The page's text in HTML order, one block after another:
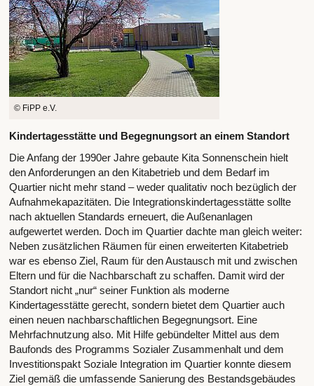
© FiPP e.V.
Kindertagesstätte und Begegnungsort an einem Standort
Die Anfang der 1990er Jahre gebaute Kita Sonnenschein hielt
den Anforderungen an den Kitabetrieb und dem Bedarf im
Quartier nicht mehr stand – weder qualitativ noch bezüglich der
Aufnahmekapazitäten. Die Integrationskindertagesstätte sollte
nach aktuellen Standards erneuert, die Außenanlagen
aufgewertet werden. Doch im Quartier dachte man gleich weiter:
Neben zusätzlichen Räumen für einen erweiterten Kitabetrieb
war es ebenso Ziel, Raum für den Austausch mit und zwischen
Eltern und für die Nachbarschaft zu schaffen. Damit wird der
Standort nicht „nur“ seiner Funktion als moderne
Kindertagesstätte gerecht, sondern bietet dem Quartier auch
einen neuen nachbarschaftlichen Begegnungsort. Eine
Mehrfachnutzung also. Mit Hilfe gebündelter Mittel aus dem
Baufonds des Programms Sozialer Zusammenhalt und dem
Investitionspakt Soziale Integration im Quartier konnte diesem
Ziel gemäß die umfassende Sanierung des Bestandsgebäudes